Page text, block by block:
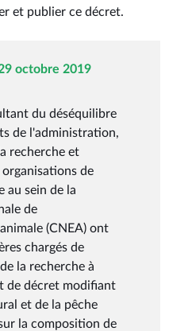
et publier ce décret.
octobre 2019
du déséquilibre
de l'administration,
recherche et
de
au sein de la
de
(CNEA) ont
chargés de
la recherche à
de décret modifiant
et de la pêche
la composition de